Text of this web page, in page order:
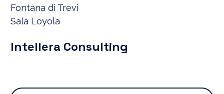
Fontana di Trevi
Sala Loyola
Intellera Consulting